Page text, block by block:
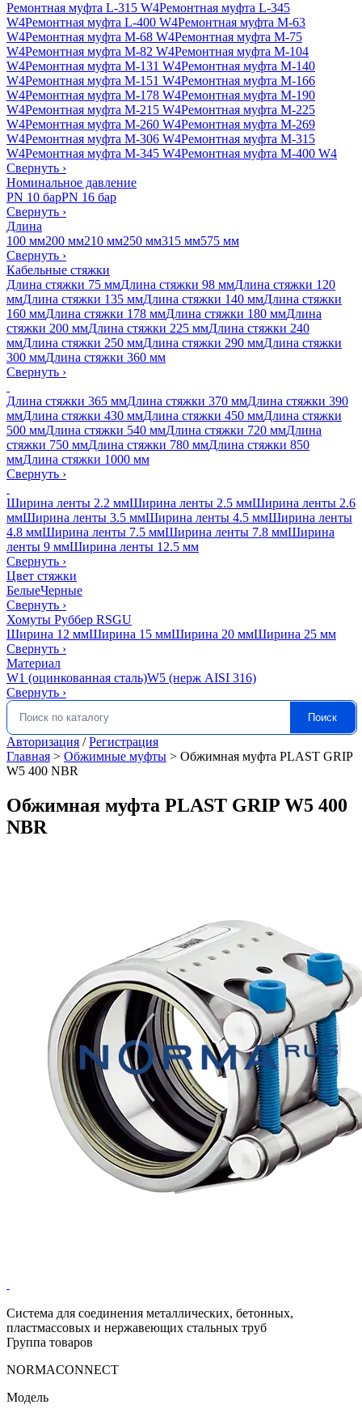
Ремонтная муфта L-315 W4Ремонтная муфта L-345
W4Ремонтная муфта L-400 W4Ремонтная муфта M-63
W4Ремонтная муфта M-68 W4Ремонтная муфта M-75
W4Ремонтная муфта M-82 W4Ремонтная муфта M-104
W4Ремонтная муфта M-131 W4Ремонтная муфта M-140
W4Ремонтная муфта M-151 W4Ремонтная муфта M-166
W4Ремонтная муфта M-178 W4Ремонтная муфта M-190
W4Ремонтная муфта M-215 W4Ремонтная муфта M-225
W4Ремонтная муфта M-260 W4Ремонтная муфта M-269
W4Ремонтная муфта M-306 W4Ремонтная муфта M-315
W4Ремонтная муфта M-345 W4Ремонтная муфта M-400 W4
Свернуть ›
Номинальное давление
PN 10 барPN 16 бар
Свернуть ›
Длина
100 мм200 мм210 мм250 мм315 мм575 мм
Свернуть ›
Кабельные стяжки
Длина стяжки 75 ммДлина стяжки 98 ммДлина стяжки 120
ммДлина стяжки 135 ммДлина стяжки 140 ммДлина стяжки
160 ммДлина стяжки 178 ммДлина стяжки 180 ммДлина
стяжки 200 ммДлина стяжки 225 ммДлина стяжки 240
ммДлина стяжки 250 ммДлина стяжки 290 ммДлина стяжки
300 ммДлина стяжки 360 мм
Свернуть ›
Длина стяжки 365 ммДлина стяжки 370 ммДлина стяжки 390
ммДлина стяжки 430 ммДлина стяжки 450 ммДлина стяжки
500 ммДлина стяжки 540 ммДлина стяжки 720 ммДлина
стяжки 750 ммДлина стяжки 780 ммДлина стяжки 850
ммДлина стяжки 1000 мм
Свернуть ›
Ширина ленты 2.2 ммШирина ленты 2.5 ммШирина ленты 2.6
ммШирина ленты 3.5 ммШирина ленты 4.5 ммШирина ленты
4.8 ммШирина ленты 7.5 ммШирина ленты 7.8 ммШирина
ленты 9 ммШирина ленты 12.5 мм
Свернуть ›
Цвет стяжки
БелыеЧерные
Свернуть ›
Хомуты Руббер RSGU
Ширина 12 ммШирина 15 ммШирина 20 ммШирина 25 мм
Свернуть ›
Материал
W1 (оцинкованная сталь)W5 (нерж AISI 316)
Свернуть ›
Искать: Поиск
Авторизация /Регистрация
Главная > Обжимные муфты > Обжимная муфта PLAST GRIP
W5 400 NBR
Обжимная муфта PLAST GRIP W5 400
NBR
Система для соединения металлических, бетонных,
пластмассовых и нержавеющих стальных труб
Группа товаров
NORMACONNECT
Модель